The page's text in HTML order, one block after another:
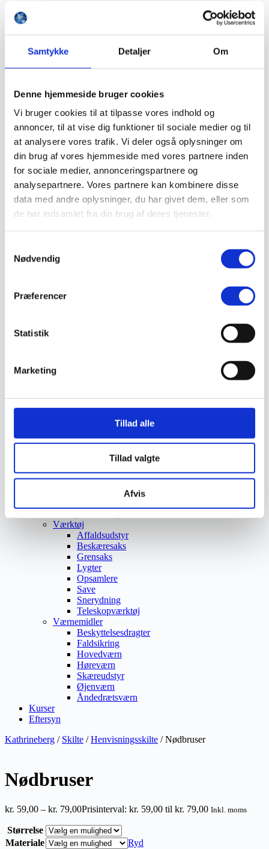
Samtykke Detaljer Om
Denne hjemmeside bruger cookies
Vi bruger cookies til at tilpasse vores indhold og
annoncer, til at vise dig funktioner til sociale medier og til
at analysere vores trafik. Vi deler også oplysninger om
din brug af vores hjemmeside med vores partnere inden
for sociale medier, annonceringspartnere og
analysepartnere. Vores partnere kan kombinere disse
data med andre oplysninger, du har givet dem, eller som
de har indsamlet fra din brug af deres tjenester.
Nødvendig
Præferencer
Statistik
Marketing
Tillad alle
Tillad valgte
Afvis
Åndedrætsværn
Beklædning
Byudstyr
Afspærring
Handsker
Hygiejne
Kemi håndtering
Plejeprodukter
Sikkerhedsfodtøj
Såler
Sandal
Sko
Støvler
Støvlet
Valg af sikkerhedssko
Skadedyrsbekæmpelse
Skilte
Ozonmaskiner
Afspærring
Pullert
Vejbump
Vejmarkering
Vejmaling
Ukrudtsbekæmpelse
Værktøj
Affaldsudstyr
Beskæresaks
Grensaks
Lygter
Opsamlere
Save
Snerydning
Teleskopværktøj
Værnemidler
Beskyttelsesdragter
Faldsikring
Hovedværn
Høreværn
Skæreudstyr
Øjenværn
Åndedrætsværn
Kurser
Eftersyn
Kathrineberg / Skilte /Henvisningsskilte / Nødbruser
Nødbruser
kr. 59,00 – kr. 79,00Prisinterval: kr. 59,00 til kr. 79,00 Inkl. moms
Størrelse
Materiale
Ryd